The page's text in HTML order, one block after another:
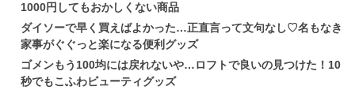
1000円してもおかしくない商品
ダイソーで早く買えばよかった…正直言って文句なし♡名もなき
家事がぐぐっと楽になる便利グッズ
ゴメンもう100均には戻れないや…ロフトで良いの見つけた！10
秒でもこふわビューティグッズ